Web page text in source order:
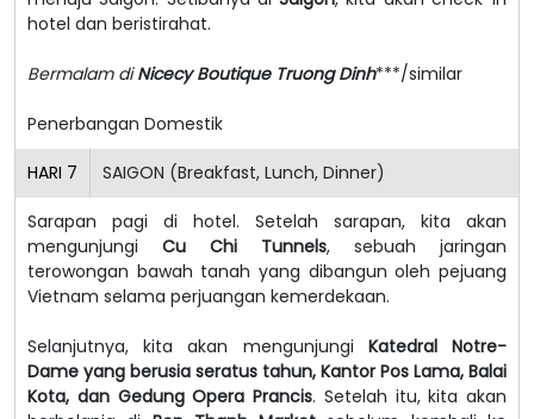
hotel dan beristirahat.
Bermalam diNicecy Boutique Truong Dinh***/similar
Penerbangan Domestik
HARI 7 SAIGON (Breakfast, Lunch, Dinner)
Sarapan pagi di hotel. Setelah sarapan, kita akan
mengunjungi Cu Chi Tunnels, sebuah jaringan
terowongan bawah tanah yang dibangun oleh pejuang
Vietnam selama perjuangan kemerdekaan.
Selanjutnya, kita akan mengunjungi Katedral Notre-
Dame yang berusia seratus tahun, Kantor Pos Lama, Balai
Kota, dan Gedung Opera Prancis. Setelah itu, kita akan